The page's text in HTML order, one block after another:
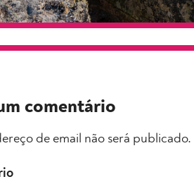
comentário
de email não será publicado.